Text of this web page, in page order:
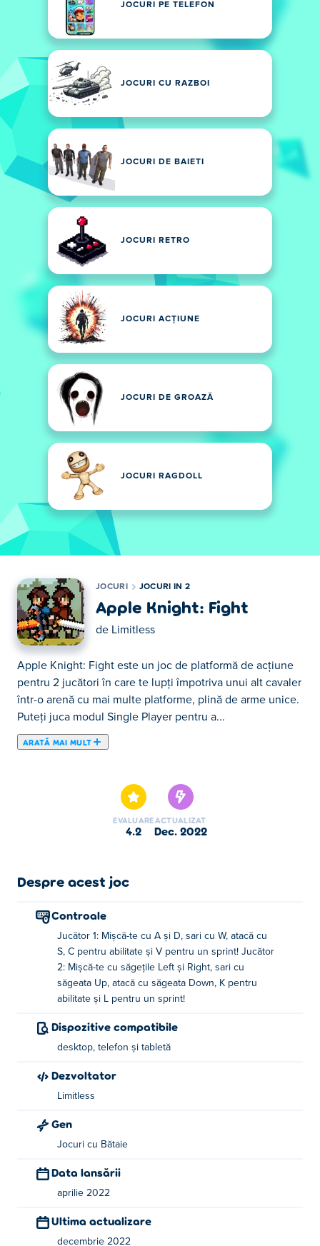
JOCURI PE TELEFON
JOCURI CU RAZBOI
JOCURI DE BAIETI
JOCURI RETRO
JOCURI ACȚIUNE
JOCURI DE GROAZĂ
JOCURI RAGDOLL
JOCURI JOCURI IN 2
Apple Knight: Fight
de Limitless
Apple Knight: Fight este un joc de platformă de acțiune
pentru 2 jucători în care te lupți împotriva unui alt cavaler
într-o arenă cu mai multe platforme, plină de arme unice.
Puteți juca modul Single Player pentru a...
ARATĂ MAI MULT
într-o arenă cu mai multe platforme, plină de arme unice.
Puteți juca modul Single Player pentru a lupta împotriva
AI sau modul Player Versus Player dacă aveți chef de un
mijloace necesare. Loviți tunul la momentul potrivit
pagubă mare. Dacă nu-ți plac proiectilele la distanță, poți
să mergi direct la corp la corp și să ataci cu sabia ta de
încredere sau să ridici prada aruncată de vrăjitor și să
încerci să le folosești. Ești gata să lupți cu fiecare cavaler
cu care te confrunți folosind tunuri, săbii, explozibili,
power-up-uri speciale și, cel mai important, mere?
Cum să joci Apple Knight: Fight?
Mutare - taste A/D
Salt - W
Atac - S
Abilitatea - C
Dash/Dodge - V
Jucătorul 2
EVALUARE
4.2
ACTUALIZAT
dec. 2022
Despre acest joc
Controale
Jucător 1: Mișcă-te cu A și D, sari cu W, atacă cu
S, C pentru abilitate și V pentru un sprint! Jucător
2: Mișcă-te cu săgețile Left și Right, sari cu
săgeata Up, atacă cu săgeata Down, K pentru
abilitate și L pentru un sprint!
Dispozitive compatibile
desktop, telefon și tabletă
Dezvoltator
Limitless
Gen
Jocuri cu Bătaie
Data lansării
aprilie 2022
Ultima actualizare
decembrie 2022